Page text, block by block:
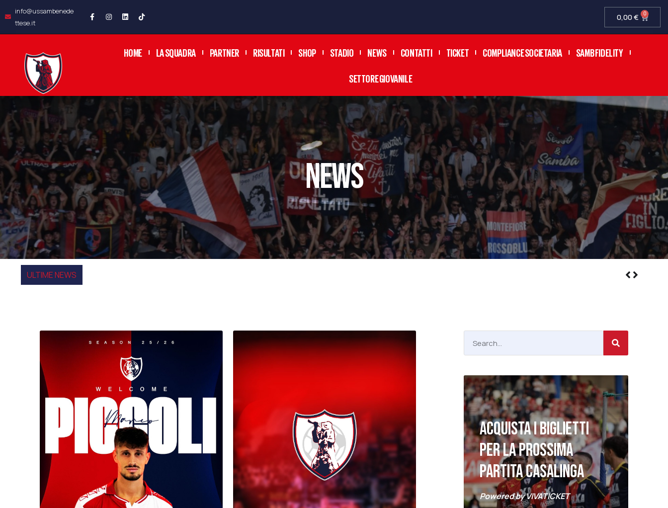
info@ussambenede
ttese.it
0,00€ 0
HOME LA SQUADRA PARTNER RISULTATI SHOP STADIO NEWS CONTATTI TICKET COMPLIANCE SOCIETARIA SAMB FIDELITY
SETTORE GIOVANILE
news
ULTIME NEWS
ACQUISTA I BIGLIETTI
PER LA PROSSIMA
PARTITA CASALINGA
Powered by VIVATICKET